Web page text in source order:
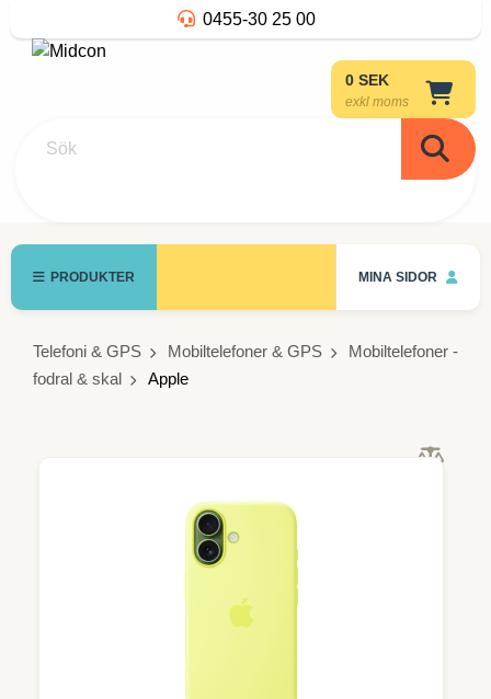
0455-30 25 00
0 SEK
exkl moms
Sök
PRODUKTER MINA SIDOR
Telefoni & GPS Mobiltelefoner & GPS
Mobiltelefoner -
fodral & skal
Apple